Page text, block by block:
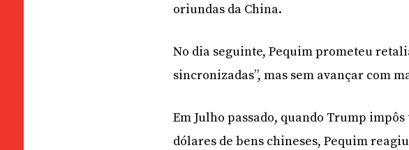
oriundas da China.
No dia seguinte, Pequim prometeu
sincronizadas”, mas sem avançar com
Em Julho passado, quando Trump
dólares de bens chineses, Pequim